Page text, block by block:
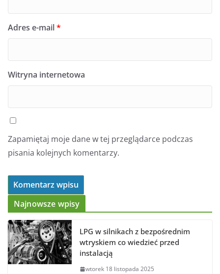
Adres e-mail*
Witryna internetowa
Zapamiętaj moje dane w tej przeglądarce podczas
pisania kolejnych komentarzy.
Najnowsze wpisy
LPG w silnikach z bezpośrednim
wtryskiem co wiedzieć przed
instalacją
wtorek 18 listopada 2025